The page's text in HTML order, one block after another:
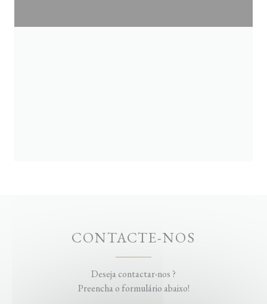
CONTACTE-NOS
Deseja contactar-nos ?
Preencha o formulário abaixo!